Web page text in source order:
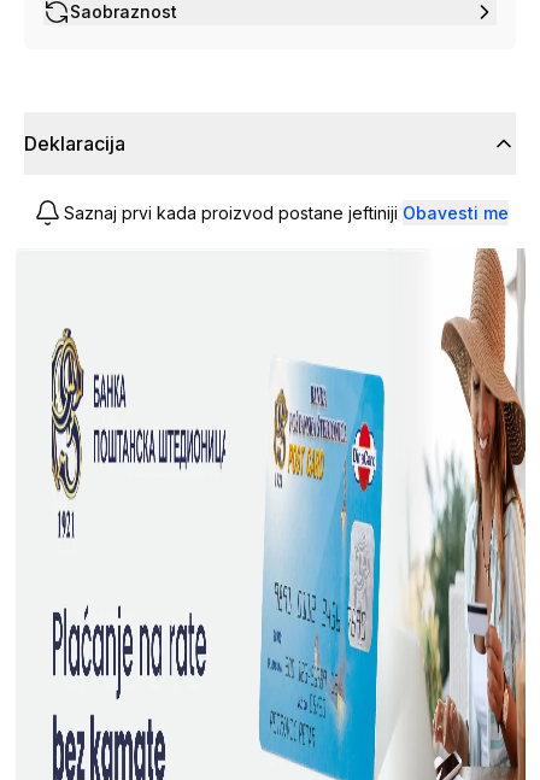
Saobraznost
Deklaracija
Saznaj prvi kada proizvod postane jeftiniji Obavesti me